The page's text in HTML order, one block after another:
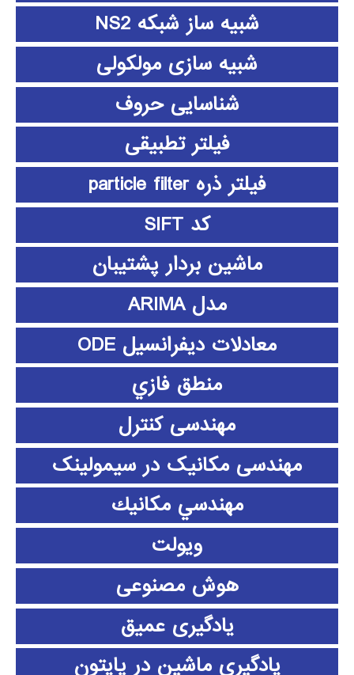
شبیه ساز شبکه NS2
شبیه سازی مولکولی
شناسایی حروف
فیلتر تطبیقی
فیلتر ذره particle filter
کد SIFT
ماشین بردار پشتیبان
مدل ARIMA
معادلات دیفرانسیل ODE
منطق فازي
مهندسی کنترل
مهندسی مکانیک در سیمولینک
مهندسي مكانيك
ویولت
هوش مصنوعی
یادگیری عمیق
یادگیری ماشین در پایتون